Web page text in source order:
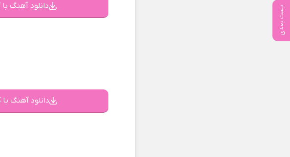
پست بعدی دانلود آهنگ با
دانلود آهنگ با